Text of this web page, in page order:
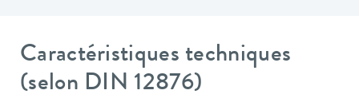
Caractéristiques techniques
(selon DIN 12876)